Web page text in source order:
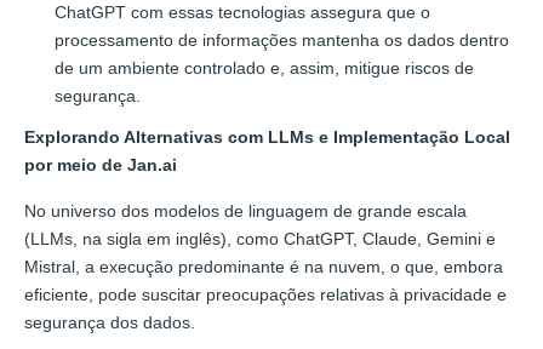
ChatGPT com essas tecnologias assegura que o
processamento de informações mantenha os dados dentro
de um ambiente controlado e, assim, mitigue riscos de
segurança.
Explorando Alternativas com LLMs e Implementação Local
por meio de Jan.ai
No universo dos modelos de linguagem de grande escala
(LLMs, na sigla em inglês), como ChatGPT, Claude, Gemini e
Mistral, a execução predominante é na nuvem, o que, embora
eficiente, pode suscitar preocupações relativas à privacidade e
segurança dos dados.